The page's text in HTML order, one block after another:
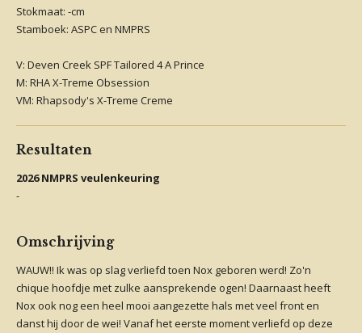
Stokmaat: -cm
Stamboek: ASPC en NMPRS
V: Deven Creek SPF Tailored 4 A Prince
M: RHA X-Treme Obsession
VM: Rhapsody's X-Treme Creme
Resultaten
2026 NMPRS veulenkeuring
-
Omschrijving
WAUW!! Ik was op slag verliefd toen Nox geboren werd! Zo'n
chique hoofdje met zulke aansprekende ogen! Daarnaast heeft
Nox ook nog een heel mooi aangezette hals met veel front en
danst hij door de wei! Vanaf het eerste moment verliefd op deze